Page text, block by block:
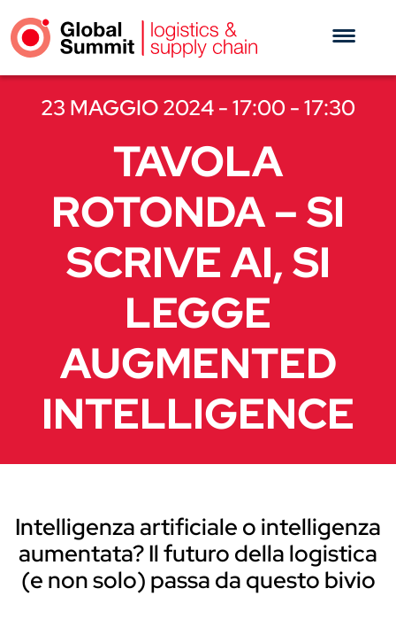
23 MAGGIO 2024 - 17:00 - 17:30
TAVOLA
ROTONDA – SI
SCRIVE AI, SI
LEGGE
AUGMENTED
INTELLIGENCE
Intelligenza artificiale o intelligenza
aumentata? Il futuro della logistica
(e non solo) passa da questo bivio